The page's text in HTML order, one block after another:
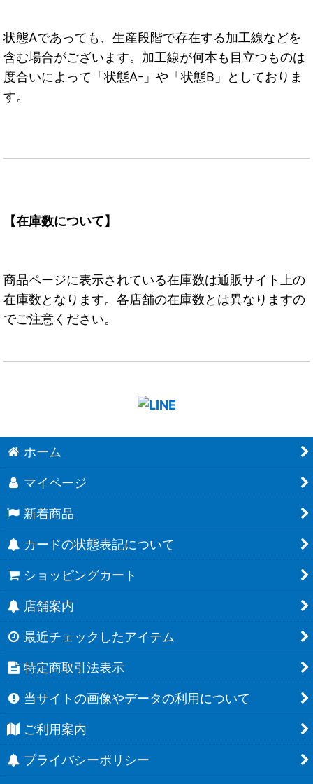
状態Aであっても、生産段階で存在する加工線などを
含む場合がございます。加工線が何本も目立つものは
度合いによって「状態A-」や「状態B」としておりま
す。
【在庫数について】
商品ページに表示されている在庫数は通販サイト上の
在庫数となります。各店舗の在庫数とは異なりますの
でご注意ください。
ホーム
マイページ
新着商品
カードの状態表記について
ショッピングカート
店舗案内
最近チェックしたアイテム
特定商取引法表示
当サイトの画像やデータの利用について
ご利用案内
プライバシーポリシー